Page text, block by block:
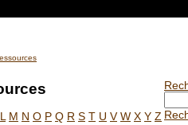
L M N O P Q R S T U V W X Y Z